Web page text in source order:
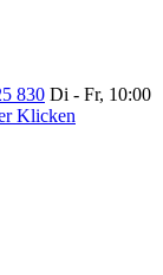
830 Di - Fr, 10:00
Klicken